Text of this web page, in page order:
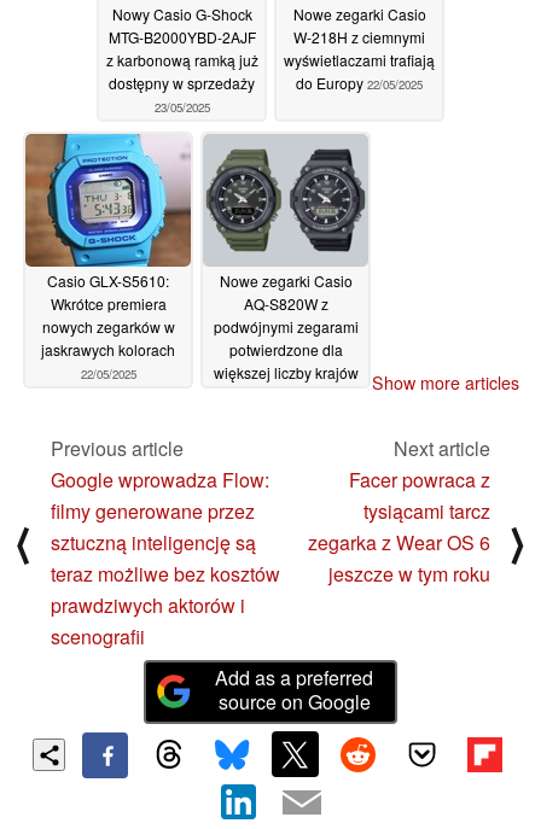
Nowy Casio G-Shock
MTG-B2000YBD-2AJF
z karbonową ramką już
dostępny w sprzedaży
23/05/2025
Nowe zegarki Casio
W-218H z ciemnymi
wyświetlaczami trafiają
do Europy 22/05/2025
Casio GLX-S5610:
Wkrótce premiera
nowych zegarków w
jaskrawych kolorach
22/05/2025
Nowe zegarki Casio
AQ-S820W z
podwójnymi zegarami
potwierdzone dla
większej liczby krajów
Show more articles
⟨
Previous article
Google wprowadza Flow:
filmy generowane przez
sztuczną inteligencję są
teraz możliwe bez kosztów
prawdziwych aktorów i
scenografii
Next article
Facer powraca z
tysiącami tarcz
zegarka z Wear OS 6
jeszcze w tym roku
⟩
Add as a preferred
source on Google